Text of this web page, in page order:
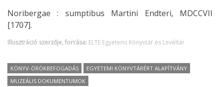
Noribergae : sumptibus Martini Endteri, MDCCVII
[1707].
Illusztráció szerzője, forrása: ELTE Egyetemi Könyvtár és Levéltár
KÖNYV-ÖRÖKBEFOGADÁS
EGYETEMI KÖNYVTÁRÉRT ALAPÍTVÁNY
MUZEÁLIS DOKUMENTUMOK